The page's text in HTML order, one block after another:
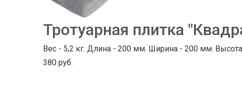
Тротуарная плитка
Вес - 5,2 кг. Длина - 200 мм. Ширина - 200 мм.
380 руб.